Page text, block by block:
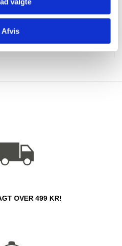
Afvis
hvor det kan testes af
fra Jyske Golfboldeer
os til at sende din bestilling
OVER 499 KR!